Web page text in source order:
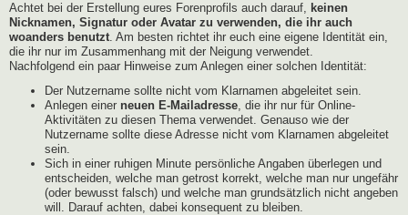
Achtet bei der Erstellung eures Forenprofils auch darauf, keinen
Nicknamen, Signatur oder Avatar zu verwenden, die ihr auch
woanders benutzt. Am besten richtet ihr euch eine eigene Identität ein,
die ihr nur im Zusammenhang mit der Neigung verwendet.
Nachfolgend ein paar Hinweise zum Anlegen einer solchen Identität:
Der Nutzername sollte nicht vom Klarnamen abgeleitet sein.
Anlegen einer neuen E-Mailadresse , die ihr nur für Online-
Aktivitäten zu diesen Thema verwendet. Genauso wie der
Nutzername sollte diese Adresse nicht vom Klarnamen abgeleitet
sein.
Sich in einer ruhigen Minute persönliche Angaben überlegen und
entscheiden, welche man getrost korrekt, welche man nur ungefähr
(oder bewusst falsch) und welche man grundsätzlich nicht angeben
will. Darauf achten, dabei konsequent zu bleiben.